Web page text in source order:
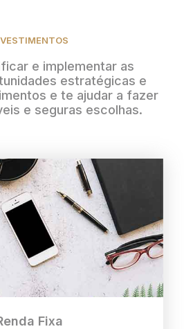
e implementar as
estratégicas e
e te ajudar a fazer
e seguras escolhas.
Fixa